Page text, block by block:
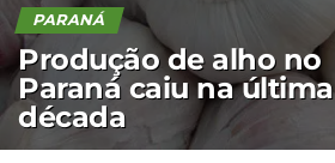
PARANÁ
Produção de alho no
Paraná caiu na última
década